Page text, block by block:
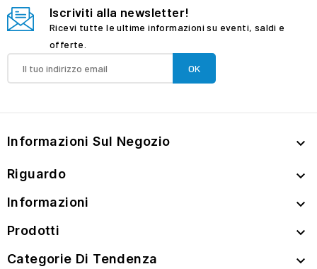
Iscriviti alla newsletter!
Ricevi tutte le ultime informazioni su eventi, saldi e
offerte.
Informazioni Sul Negozio 
Riguardo 
Informazioni 
Prodotti 
Categorie Di Tendenza 